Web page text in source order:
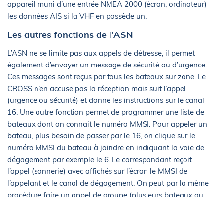
appareil muni d’une entrée NMEA 2000 (écran, ordinateur)
les données AIS si la VHF en possède un.
Les autres fonctions de l’ASN
L’ASN ne se limite pas aux appels de détresse, il permet
également d’envoyer un message de sécurité ou d’urgence.
Ces messages sont reçus par tous les bateaux sur zone. Le
CROSS n’en accuse pas la réception mais suit l’appel
(urgence ou sécurité) et donne les instructions sur le canal
16. Une autre fonction permet de programmer une liste de
bateaux dont on connait le numéro MMSI. Pour appeler un
bateau, plus besoin de passer par le 16, on clique sur le
numéro MMSI du bateau à joindre en indiquant la voie de
dégagement par exemple le 6. Le correspondant reçoit
l’appel (sonnerie) avec affichés sur l’écran le MMSI de
l’appelant et le canal de dégagement. On peut par la même
procédure faire un appel de groupe (plusieurs bateaux ou